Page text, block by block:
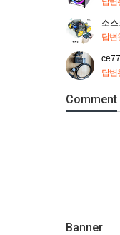
소
답변
답변
Comment
Banner